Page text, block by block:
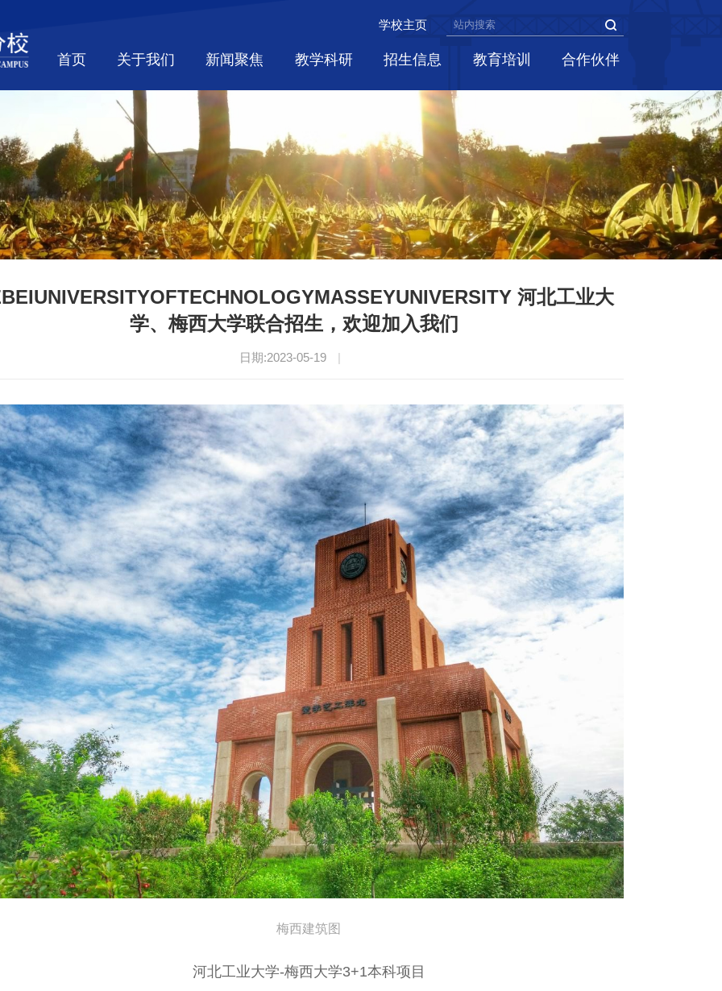
学校主页
首页 关于我们 新闻聚焦 教学科研 招生信息 教育培训 合作伙伴
河北工业大
学、梅西大学联合招生，欢迎加入我们
日期:2023-05-19 |
梅西建筑图
河北工业大学-梅西大学3+1本科项目